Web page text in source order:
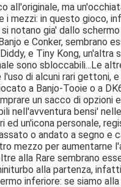
all'originale, ma
mezzi: in questo gioco,
notano gia' dallo
e Conker, sembrano
e Tiny Kong,
sono sbloccabili...Le
di alcuni rari gettoni,
a Banjo-Tooie o a
un sacco di
nell'avventura bensi'
un'icona personale,
o andato a segno e
mezzo per aumentarne
alla Rare sembrano
alla partenza,
inferiore: se siamo